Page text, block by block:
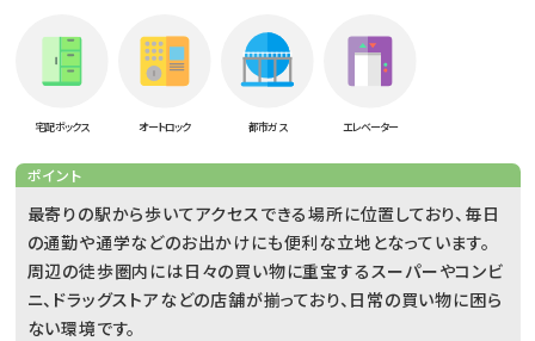
宅配ボックス オートロック 都市ガス エレベーター
ポイント
最寄りの駅から歩いてアクセスできる場所に位置しており、毎日
の通勤や通学などのお出かけにも便利な立地となっています。
周辺の徒歩圏内には日々の買い物に重宝するスーパーやコンビ
ニ、ドラッグストアなどの店舗が揃っており、日常の買い物に困ら
ない環境です。